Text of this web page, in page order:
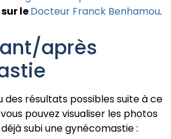
leDocteur Franck Benhamou.
après
des résultats possibles suite à ce
pouvez visualiser les photos
subi une gynécomastie :